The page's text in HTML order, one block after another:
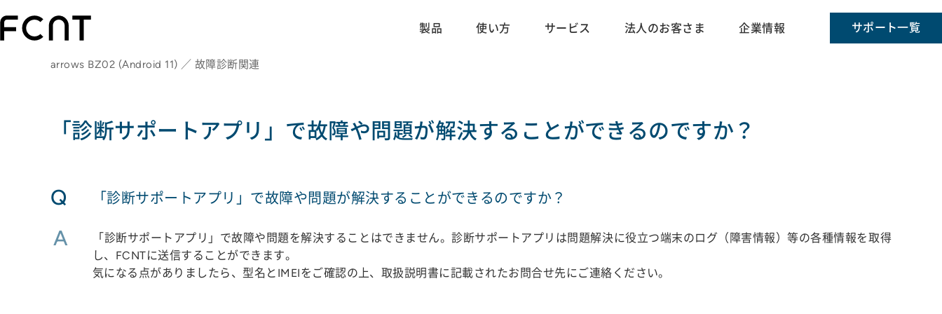
製品 使い方 サービス 法人のお客さま 企業情報 サポート一覧
arrows BZ02 (Android 11) ／ 故障診断関連
「診断サポートアプリ」で故障や問題が解決することができるのですか？
Q 「診断サポートアプリ」で故障や問題が解決することができるのですか？
A
「診断サポートアプリ」で故障や問題を解決することはできません。診断サポートアプリは問題解決に役立つ端末のログ（障害情報）等の各種情報を取得
し、FCNTに送信することができます。
気になる点がありましたら、型名とIMEIをご確認の上、取扱説明書に記載されたお問合せ先にご連絡ください。